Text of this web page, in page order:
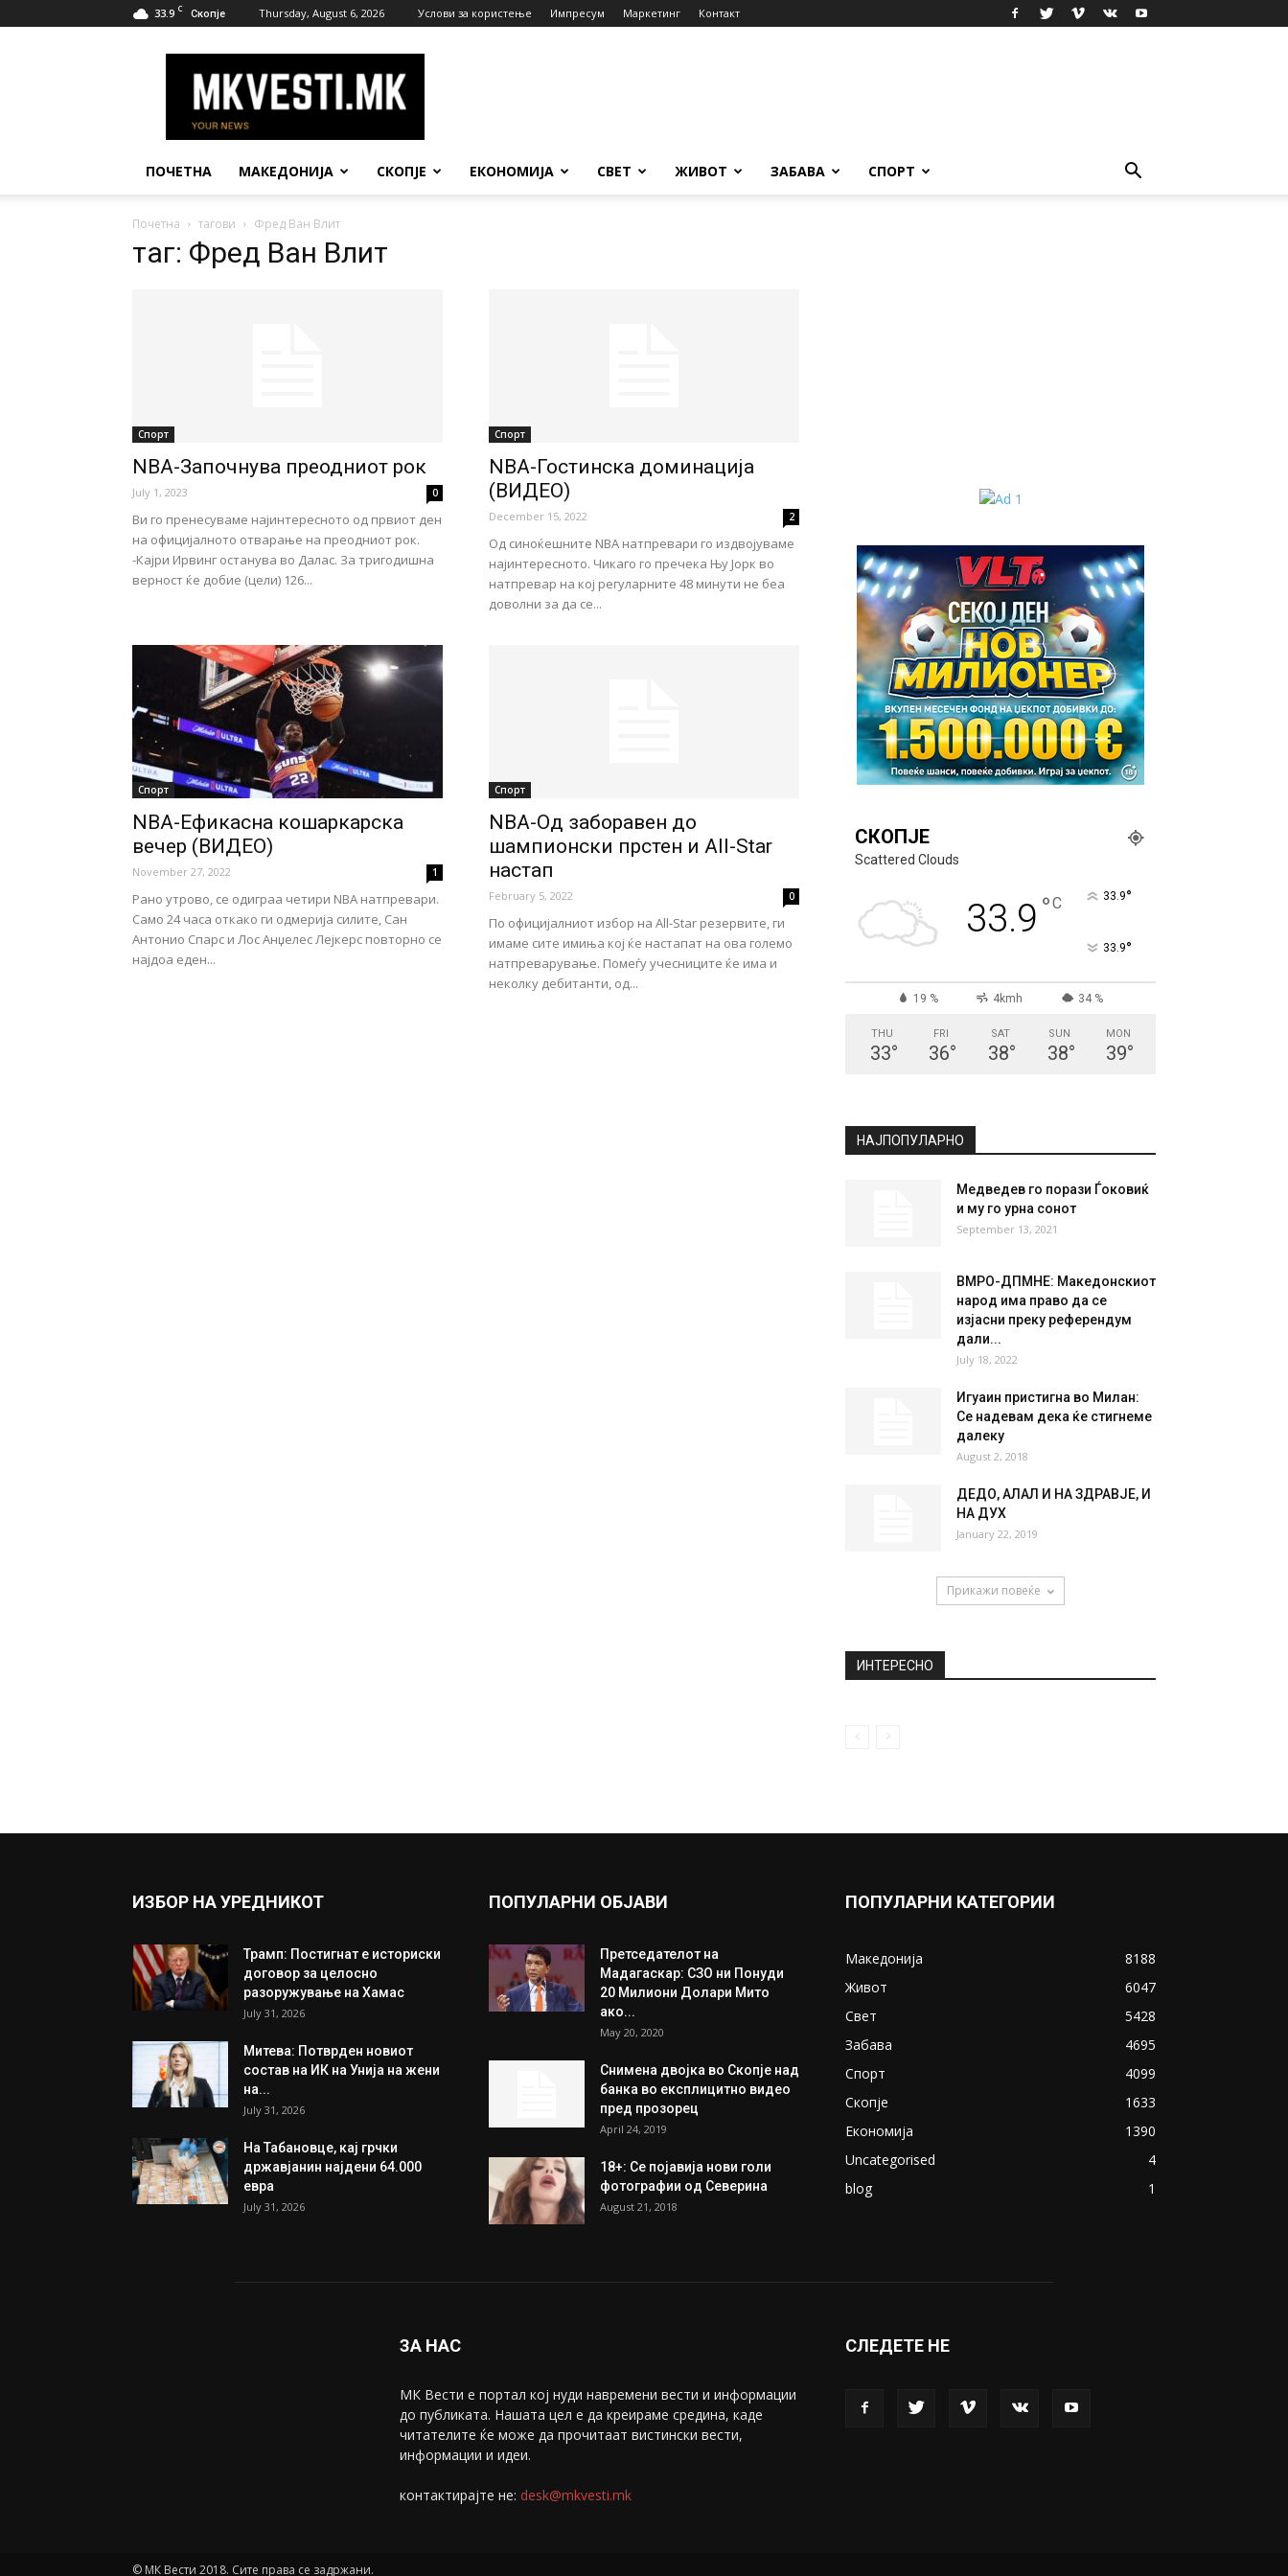
33.9 C Скопје Thursday, August 6, 2026 Услови за користење Импресум Маркетинг Контакт
Вести
ПОЧЕТНА МАКЕДОНИЈА СКОПЈЕ ЕКОНОМИЈА СВЕТ ЖИВОТ ЗАБАВА СПОРТ
Почетна тагови Фред Ван Влит
таг: Фред Ван Влит
Спорт
NBA-Започнува преодниот рок
July 1, 2023 0
Ви го пренесуваме најинтересното од првиот ден
на официјалното отварање на преодниот рок.
-Кајри Ирвинг останува во Далас. За тригодишна
верност ќе добие (цели) 126...
Спорт
NBA-Гостинска доминација
(ВИДЕО)
December 15, 2022 2
Од синоќешните NBA натпревари го издвојуваме
најинтересното. Чикаго го пречека Њу Јорк во
натпревар на кој регуларните 48 минути не беа
доволни за да се...
Спорт
NBA-Eфикасна кошаркарска
вечер (ВИДЕО)
November 27, 2022 1
Рано утрово, се одиграа четири NBA натпревари.
Само 24 часа откако ги одмерија силите, Сан
Антонио Спарс и Лос Анџелес Лејкерс повторно се
најдоа еден...
Спорт
NBA-Од заборавен до
шампионски прстен и All-Star
настап
February 5, 2022 0
По официјалниот избор на All-Star резервите, ги
имаме сите имиња кој ќе настапат на ова големо
натпреварување. Помеѓу учесниците ќе има и
неколку дебитанти, од...
СКОПЈЕ
Scattered Clouds
33.9 °C 33.9°
33.9°
19 % 4kmh 34 %
THU
33°
FRI
36°
SAT
38°
SUN
38°
MON
39°
НАЈПОПУЛАРНО
Медведев го порази Ѓоковиќ
и му го урна сонот
September 13, 2021
ВМРО-ДПМНЕ: Македонскиот
народ има право да се
изјасни преку референдум
дали...
July 18, 2022
Игуаин пристигна во Милан:
Се надевам дека ќе стигнеме
далеку
August 2, 2018
ДЕДО, АЛАЛ И НА ЗДРАВЈЕ, И
НА ДУХ
January 22, 2019
Прикажи повеќе
ИНТЕРЕСНО
ИЗБОР НА УРЕДНИКОТ
Трамп: Постигнат е историски
договор за целосно
разоружување на Хамас
July 31, 2026
Митева: Потврден новиот
состав на ИК на Унија на жени
на...
July 31, 2026
На Табановце, кај грчки
државјанин најдени 64.000
евра
July 31, 2026
ПОПУЛАРНИ ОБЈАВИ
Претседателот на
Мадагаскар: СЗО ни Понуди
20 Милиони Долари Мито
ако...
May 20, 2020
Снимена двојка во Скопје над
банка во експлицитно видео
пред прозорец
April 24, 2019
18+: Се појавија нови голи
фотографии од Северина
August 21, 2018
ПОПУЛАРНИ КАТЕГОРИИ
Македонија
8188
Живот
6047
Свет
5428
Забава
4695
Спорт
4099
Скопје
1633
Економија
1390
Uncategorised
4
blog
1
ЗА НАС
МК Вести е портал коj нуди навремени вести и информации
до публиката. Нашата цел е да креираме средина, каде
читателите ќе може да прочитаат вистински вести,
информации и идеи.
контактирајте не: desk@mkvesti.mk
СЛЕДЕТЕ НЕ
© МК Вести 2018. Сите права се задржани.